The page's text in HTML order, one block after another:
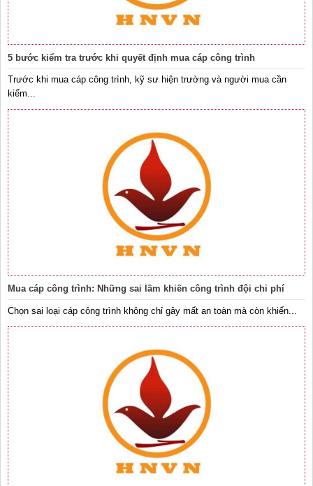
5 bước kiểm tra trước khi quyết định mua cáp công trình
Trước khi mua cáp công trình, kỹ sư hiện trường và người mua cần
kiểm...
Mua cáp công trình: Những sai lầm khiến công trình đội chi phí
Chọn sai loại cáp công trình không chỉ gây mất an toàn mà còn khiến...